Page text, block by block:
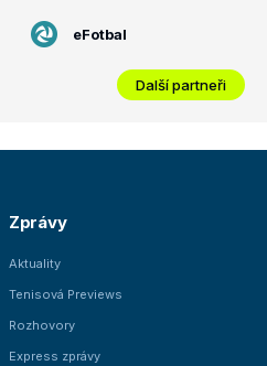
eFotbal
Další partneři
Zprávy
Aktuality
Tenisová Previews
Rozhovory
Express zprávy